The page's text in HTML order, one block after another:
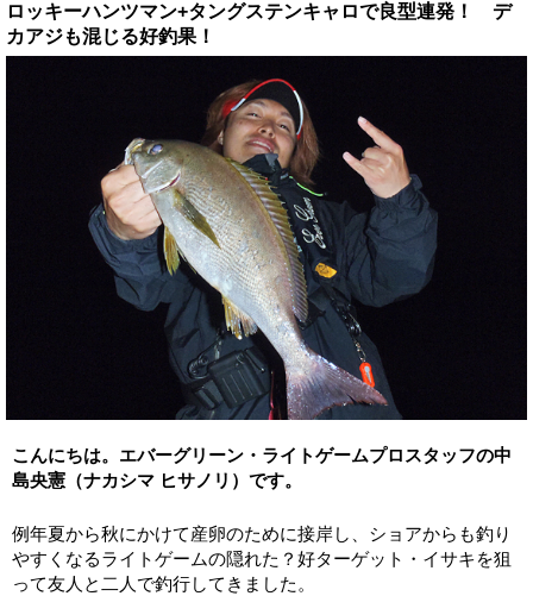
ロッキーハンツマン+タングステンキャロで良型連発！ デ
カアジも混じる好釣果！
こんにちは。エバーグリーン・ライトゲームプロスタッフの中
島央憲（ナカシマ ヒサノリ）です。
例年夏から秋にかけて産卵のために接岸し、ショアからも釣り
やすくなるライトゲームの隠れた？好ターゲット・イサキを狙
って友人と二人で釣行してきました。